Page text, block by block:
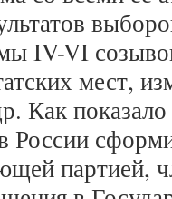
IV-VI
мест,
Как
России
партией,